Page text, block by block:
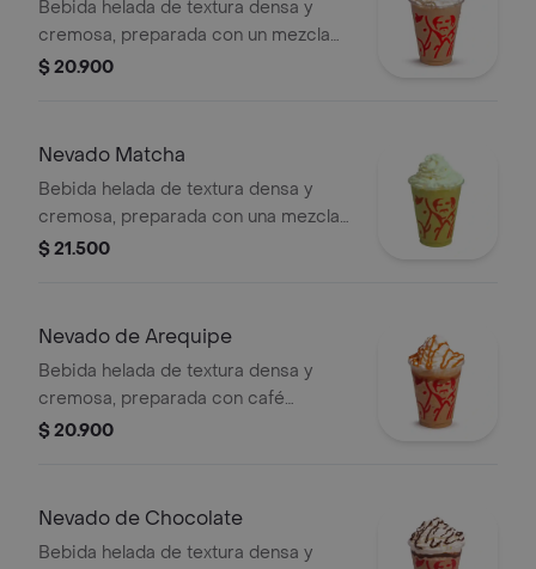
Bebida helada de textura densa y
cremosa, preparada con un mezcla
láctea con té chai, especias, leche y
$ 20.900
Nevado Matcha
Bebida helada de textura densa y
cremosa, preparada con una mezcla
láctea de té matcha y hielo, decorada
$ 21.500
Nevado de Arequipe
Bebida helada de textura densa y
cremosa, preparada con café
espresso, arequipe, mezcla láctea,
$ 20.900
Nevado de Chocolate
Bebida helada de textura densa y